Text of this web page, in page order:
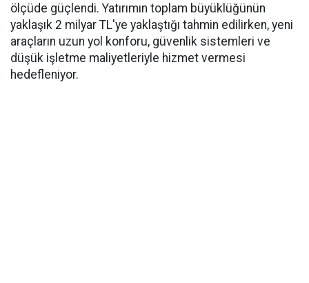
ölçüde güçlendi. Yatırımın toplam büyüklüğünün
yaklaşık 2 milyar TL'ye yaklaştığı tahmin edilirken, yeni
araçların uzun yol konforu, güvenlik sistemleri ve
düşük işletme maliyetleriyle hizmet vermesi
hedefleniyor.